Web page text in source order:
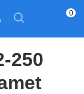
0
250